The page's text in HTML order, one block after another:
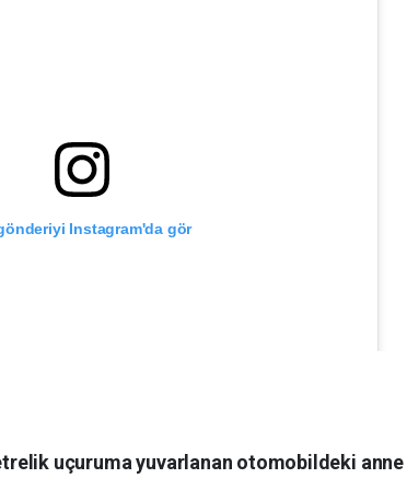
Instagram'da gör
uçuruma yuvarlanan otomobildeki